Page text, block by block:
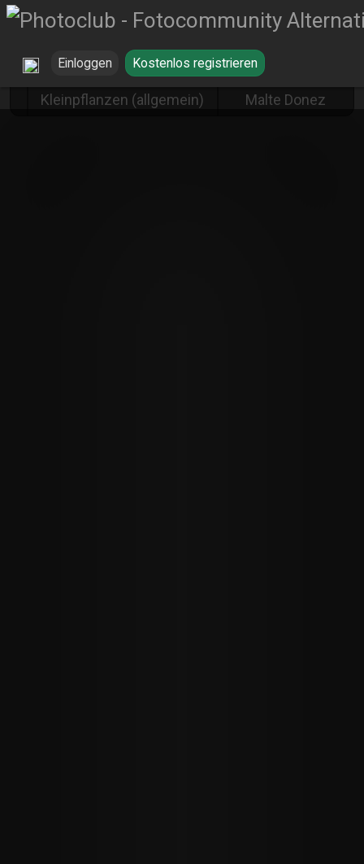
Einloggen Kostenlos registrieren
Blüten und
Kleinpflanzen (allgemein)
Malte Donez